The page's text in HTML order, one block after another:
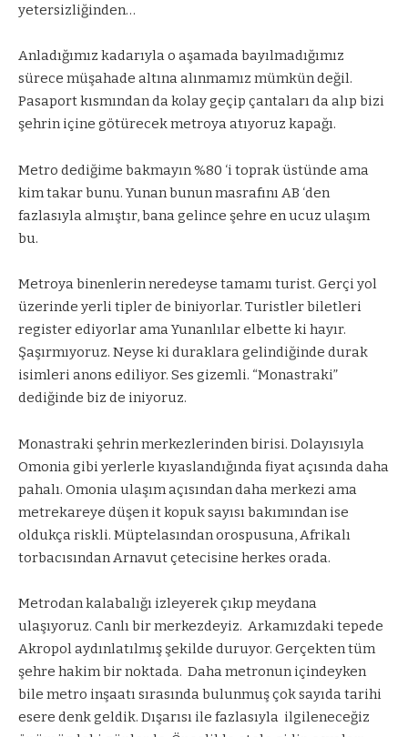
yetersizliğinden…
Anladığımız kadarıyla o aşamada bayılmadığımız
sürece müşahade altına alınmamız mümkün değil.
Pasaport kısmından da kolay geçip çantaları da alıp bizi
şehrin içine götürecek metroya atıyoruz kapağı.
Metro dediğime bakmayın %80 ‘i toprak üstünde ama
kim takar bunu. Yunan bunun masrafını AB ‘den
fazlasıyla almıştır, bana gelince şehre en ucuz ulaşım
bu.
Metroya binenlerin neredeyse tamamı turist. Gerçi yol
üzerinde yerli tipler de biniyorlar. Turistler biletleri
register ediyorlar ama Yunanlılar elbette ki hayır.
Şaşırmıyoruz. Neyse ki duraklara gelindiğinde durak
isimleri anons ediliyor. Ses gizemli. “Monastraki”
dediğinde biz de iniyoruz.
Monastraki şehrin merkezlerinden birisi. Dolayısıyla
Omonia gibi yerlerle kıyaslandığında fiyat açısında daha
pahalı. Omonia ulaşım açısından daha merkezi ama
metrekareye düşen it kopuk sayısı bakımından ise
oldukça riskli. Müptelasından orospusuna, Afrikalı
torbacısından Arnavut çetecisine herkes orada.
Metrodan kalabalığı izleyerek çıkıp meydana
ulaşıyoruz. Canlı bir merkezdeyiz. Arkamızdaki tepede
Akropol aydınlatılmış şekilde duruyor. Gerçekten tüm
şehre hakim bir noktada. Daha metronun içindeyken
bile metro inşaatı sırasında bulunmuş çok sayıda tarihi
esere denk geldik. Dışarısı ile fazlasıyla ilgileneceğiz